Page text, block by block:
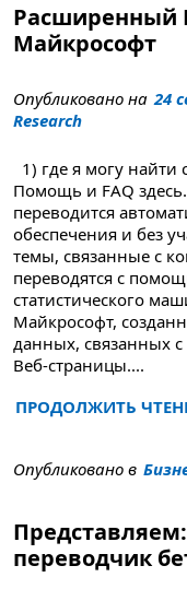
Расширенный
Майкрософт
Опубликовано на 24
Research
1) где я могу найти
Помощь и FAQ здесь.
переводится
обеспечения и без
темы, связанные с
переводятся с
статистического
Майкрософт,
данных, связанных
Веб-страницы....
ПРОДОЛЖИТЬ
"Расширенный FAQ
Опубликовано в
переводчик